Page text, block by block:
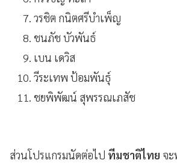
วรชิต กนิตศรีบำเพ็ญ
ชนภัช บัวพันธ์
เบน เดวิส
วีระเทพ ป้อมพันธุ์
ชยพิพัฒน์ สุพรรณเภสัช
ส่วนโปรแกรมนัดต่อไป ทีมชาติไทย จ